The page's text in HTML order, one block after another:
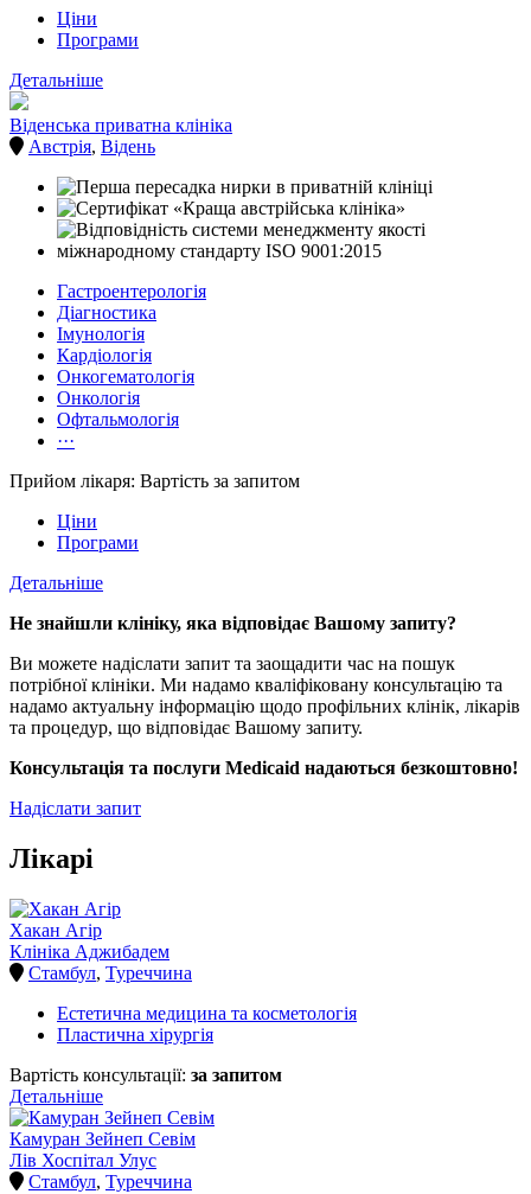
Ціни
Програми
Детальніше
Віденська приватна клініка
Австрія, Відень
Гастроентерологія
Діагностика
Імунологія
Кардіологія
Онкогематологія
Онкологія
Офтальмологія
···
Прийом лікаря: Вартість за запитом
Ціни
Програми
Детальніше
Не знайшли клініку, яка відповідає Вашому запиту?
Ви можете надіслати запит та заощадити час на пошук
потрібної клініки. Ми надамо кваліфіковану консультацію та
надамо актуальну інформацію щодо профільних клінік, лікарів
та процедур, що відповідає Вашому запиту.
Консультація та послуги Medicaid надаються безкоштовно!
Надіслати запит
Лікарі
Хакан Агір
Клініка Аджибадем
Стамбул, Туреччина
Естетична медицина та косметологія
Пластична хірургія
Вартість консультації: за запитом
Детальніше
Камуран Зейнеп Севім
Лів Хоспітал Улус
Стамбул, Туреччина